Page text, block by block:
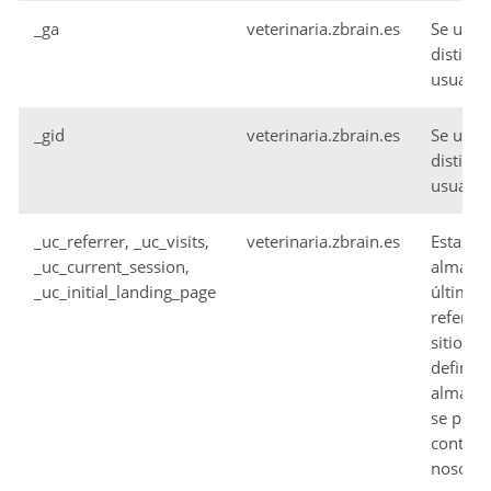
_ga veterinaria.zbrain.es
Se usa
_gid veterinaria.zbrain.es
Se usa
_uc_referrer, _uc_visits,
_uc_current_session,
_uc_initial_landing_page
veterinaria.zbrain.es
Estas
última
sitio
se